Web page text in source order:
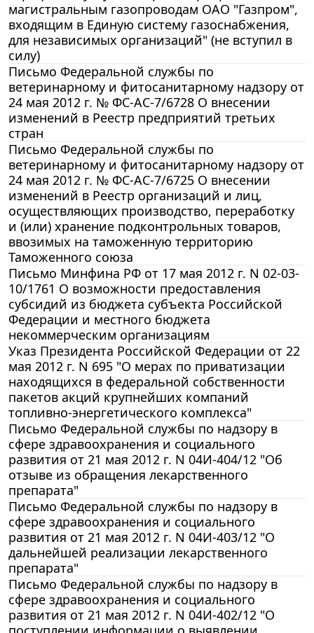
магистральным газопроводам ОАО "Газпром",
входящим в Единую систему газоснабжения,
для независимых организаций" (не вступил в
силу)
Письмо Федеральной службы по
ветеринарному и фитосанитарному надзору от
24 мая 2012 г. № ФС-АС-7/6728 О внесении
изменений в Реестр предприятий третьих
стран
Письмо Федеральной службы по
ветеринарному и фитосанитарному надзору от
24 мая 2012 г. № ФС-АС-7/6725 О внесении
изменений в Реестр организаций и лиц,
осуществляющих производство, переработку
и (или) хранение подконтрольных товаров,
ввозимых на таможенную территорию
Таможенного союза
Письмо Минфина РФ от 17 мая 2012 г. N 02-03-
10/1761 О возможности предоставления
субсидий из бюджета субъекта Российской
Федерации и местного бюджета
некоммерческим организациям
Указ Президента Российской Федерации от 22
мая 2012 г. N 695 "О мерах по приватизации
находящихся в федеральной собственности
пакетов акций крупнейших компаний
топливно-энергетического комплекса"
Письмо Федеральной службы по надзору в
сфере здравоохранения и социального
развития от 21 мая 2012 г. N 04И-404/12 "Об
отзыве из обращения лекарственного
препарата"
Письмо Федеральной службы по надзору в
сфере здравоохранения и социального
развития от 21 мая 2012 г. N 04И-403/12 "О
дальнейшей реализации лекарственного
препарата"
Письмо Федеральной службы по надзору в
сфере здравоохранения и социального
развития от 21 мая 2012 г. N 04И-402/12 "О